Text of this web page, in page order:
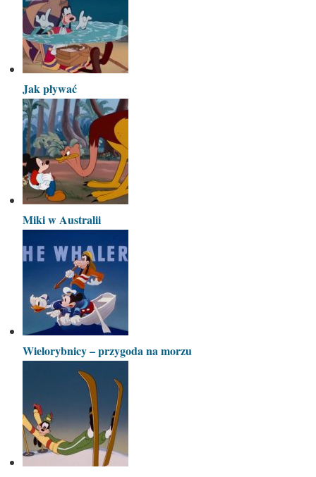
Jak pływać
Miki w Australii
Wielorybnicy – przygoda na morzu